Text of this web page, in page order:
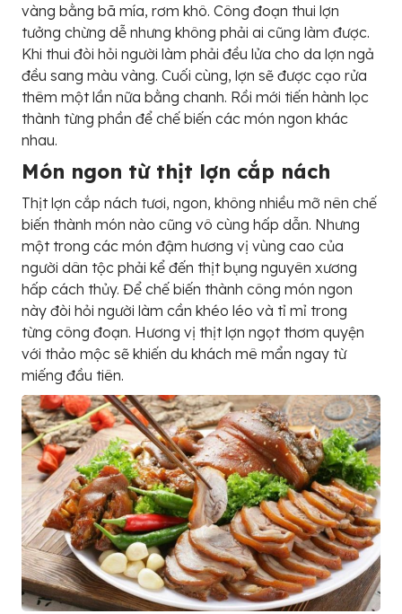
vàng bằng bã mía, rơm khô. Công đoạn thui lợn
tưởng chừng dễ nhưng không phải ai cũng làm được.
Khi thui đòi hỏi người làm phải đều lửa cho da lợn ngả
đều sang màu vàng. Cuối cùng, lợn sẽ được cạo rửa
thêm một lần nữa bằng chanh. Rồi mới tiến hành lọc
thành từng phần để chế biến các món ngon khác
nhau.
Món ngon từ thịt lợn cắp nách
Thịt lợn cắp nách tươi, ngon, không nhiều mỡ nên chế
biến thành món nào cũng vô cùng hấp dẫn. Nhưng
một trong các món đậm hương vị vùng cao của
người dân tộc phải kể đến thịt bụng nguyên xương
hấp cách thủy. Để chế biến thành công món ngon
này đòi hỏi người làm cần khéo léo và tỉ mỉ trong
từng công đoạn. Hương vị thịt lợn ngọt thơm quyện
với thảo mộc sẽ khiến du khách mê mẩn ngay từ
miếng đầu tiên.